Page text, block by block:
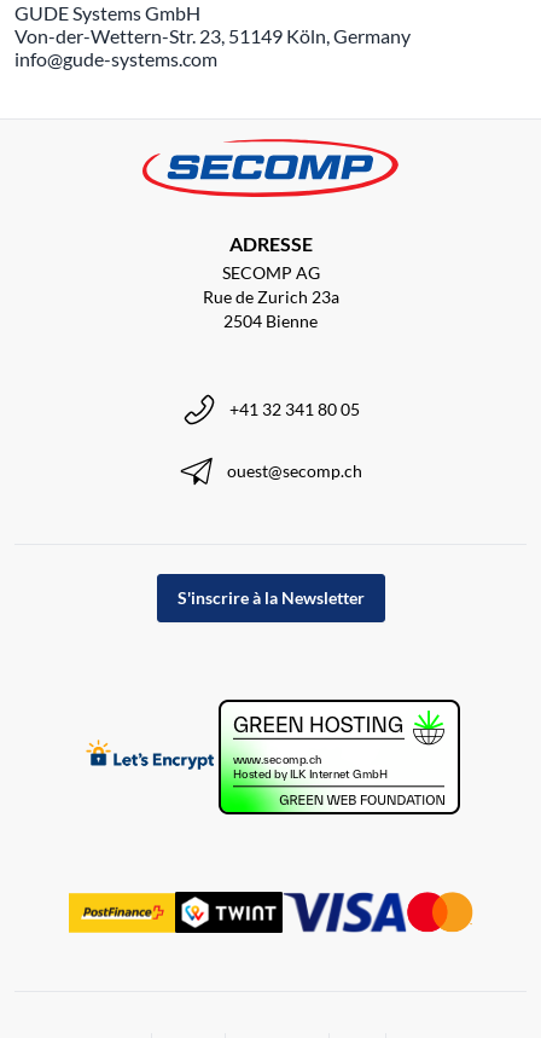
GUDE Systems GmbH
Von-der-Wettern-Str. 23, 51149 Köln, Germany
info@gude-systems.com
ADRESSE
SECOMP AG
Rue de Zurich 23a
2504 Bienne
+41 32 341 80 05
ouest@secomp.ch
S'inscrire à la Newsletter